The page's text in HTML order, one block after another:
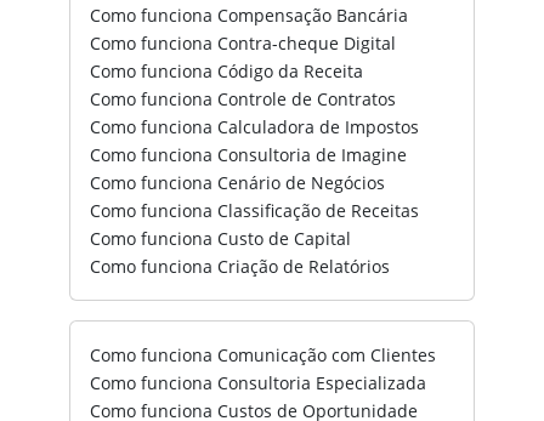
Como funciona Compensação Bancária
Como funciona Contra-cheque Digital
Como funciona Código da Receita
Como funciona Controle de Contratos
Como funciona Calculadora de Impostos
Como funciona Consultoria de Imagine
Como funciona Cenário de Negócios
Como funciona Classificação de Receitas
Como funciona Custo de Capital
Como funciona Criação de Relatórios
Como funciona Comunicação com Clientes
Como funciona Consultoria Especializada
Como funciona Custos de Oportunidade